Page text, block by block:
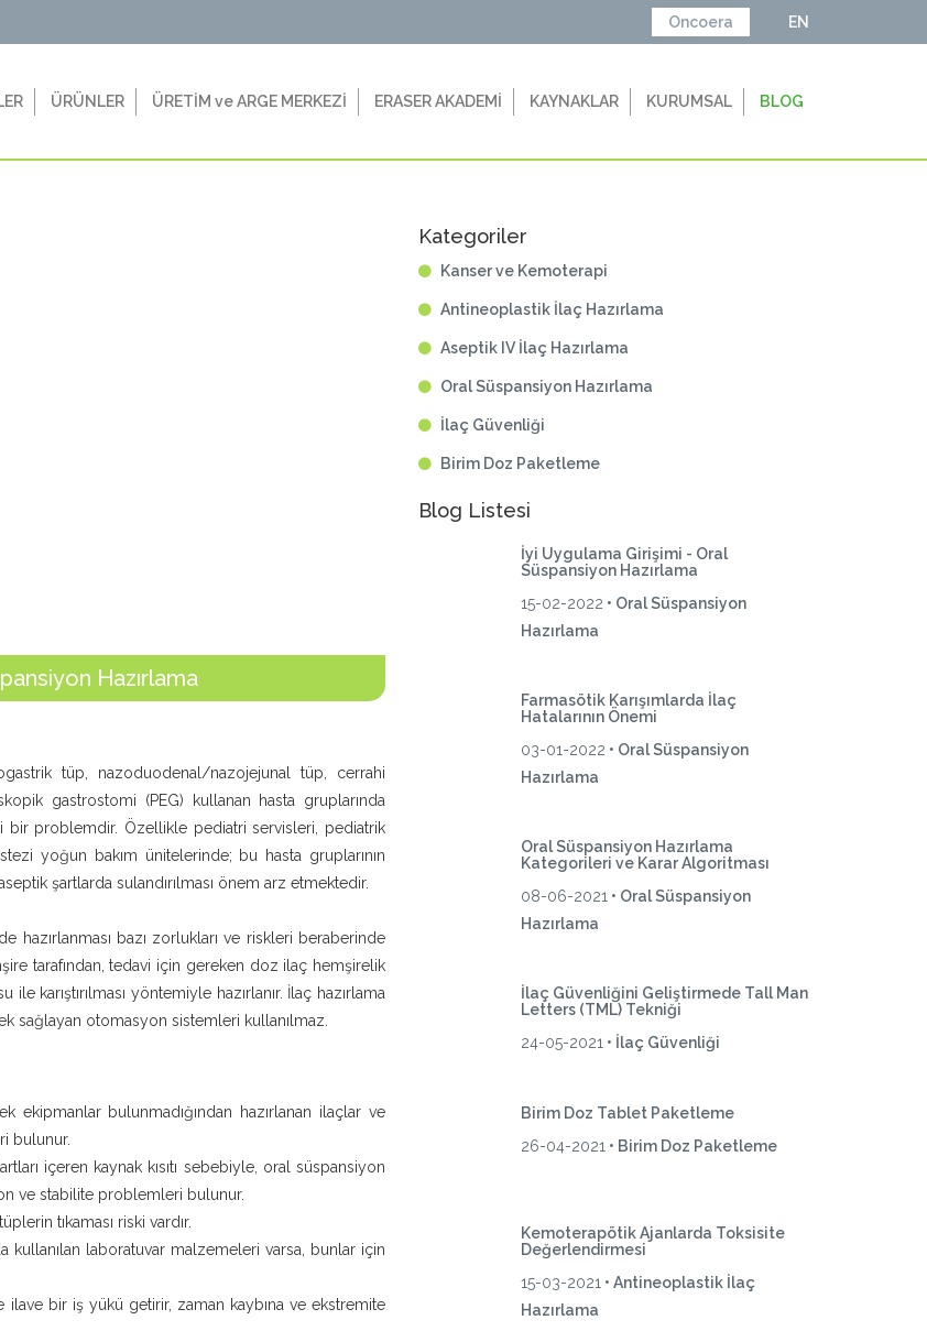
Oncoera EN
ÜRÜNLER ÜRETİM ve ARGE MERKEZİ ERASER AKADEMİ KAYNAKLAR KURUMSAL BLOG
Hazırlama
tüp, nazoduodenal/nazojejunal tüp, cerrahi
gastrostomi (PEG) kullanan hasta gruplarında
problemdir. Özellikle pediatri servisleri, pediatrik
yoğun bakım ünitelerinde; bu hasta gruplarının
şartlarda sulandırılması önem arz etmektedir.
bazı zorlukları ve riskleri beraberinde
tarafından, tedavi için gereken doz ilaç hemşirelik
karıştırılması yöntemiyle hazırlanır. İlaç hazırlama
sağlayan otomasyon sistemleri kullanılmaz.
ekipmanlar bulunmadığından hazırlanan ilaçlar ve
bulunur.
içeren kaynak kısıtı sebebiyle, oral süspansiyon
ve stabilite problemleri bulunur.
tıkaması riski vardır.
kullanılan laboratuvar malzemeleri varsa, bunlar için
bir iş yükü getirir, zaman kaybına ve ekstremite
Kategoriler
Kanser ve Kemoterapi
Antineoplastik İlaç Hazırlama
Aseptik IV İlaç Hazırlama
Oral Süspansiyon Hazırlama
İlaç Güvenliği
Birim Doz Paketleme
Blog Listesi
İyi Uygulama Girişimi - Oral
Süspansiyon Hazırlama
15-02-2022 • Oral Süspansiyon
Hazırlama
Farmasötik Karışımlarda İlaç
Hatalarının Önemi
03-01-2022 • Oral Süspansiyon
Hazırlama
Oral Süspansiyon Hazırlama
Kategorileri ve Karar Algoritması
08-06-2021 • Oral Süspansiyon
Hazırlama
İlaç Güvenliğini Geliştirmede Tall Man
Letters (TML) Tekniği
24-05-2021 • İlaç Güvenliği
Birim Doz Tablet Paketleme
26-04-2021 • Birim Doz Paketleme
Kemoterapötik Ajanlarda Toksisite
Değerlendirmesi
15-03-2021 • Antineoplastik İlaç
Hazırlama